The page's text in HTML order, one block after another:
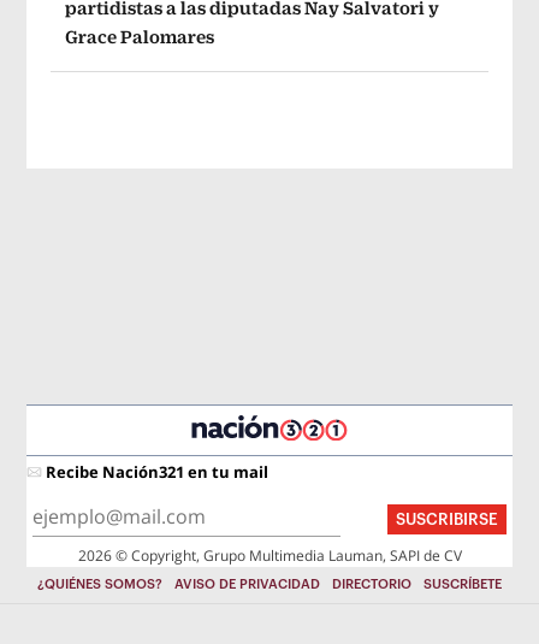
partidistas a las diputadas Nay Salvatori y
Grace Palomares
Recibe Nación321 en tu mail
SUSCRIBIRSE
2026 © Copyright, Grupo Multimedia Lauman, SAPI de CV
¿QUIÉNES SOMOS? AVISO DE PRIVACIDAD DIRECTORIO SUSCRÍBETE